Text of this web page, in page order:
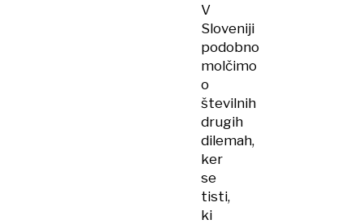
V
Sloveniji
podobno
molčimo
o
številnih
drugih
dilemah,
ker
se
tisti,
ki